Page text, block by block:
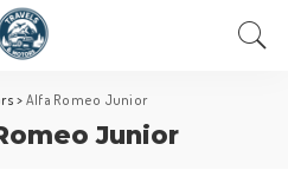
> Alfa Romeo Junior
Junior